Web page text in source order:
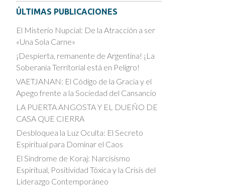
ÚLTIMAS PUBLICACIONES
El Misterio Nupcial: De la Atracción a ser
«Una Sola Carne»
¡Despierta, remanente de Argentina! ¡La
Soberanía Territorial está en Peligro!
VAETJANAN: El Código de la Gracia y el
Apego frente a la Sociedad del Cansancio
LA PUERTA ANGOSTA Y EL DUEÑO DE
CASA QUE CIERRA
Desbloquea la Luz Oculta: El Secreto
Espiritual para Dominar el Caos
El Síndrome de Koraj: Narcisismo
Espiritual, Positividad Tóxica y la Crisis del
Liderazgo Contemporáneo